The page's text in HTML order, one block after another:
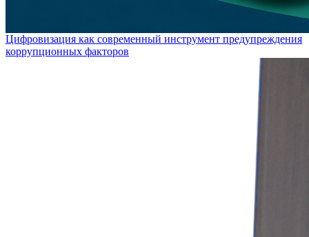
Цифровизация как современный инструмент предупреждения
коррупционных факторов